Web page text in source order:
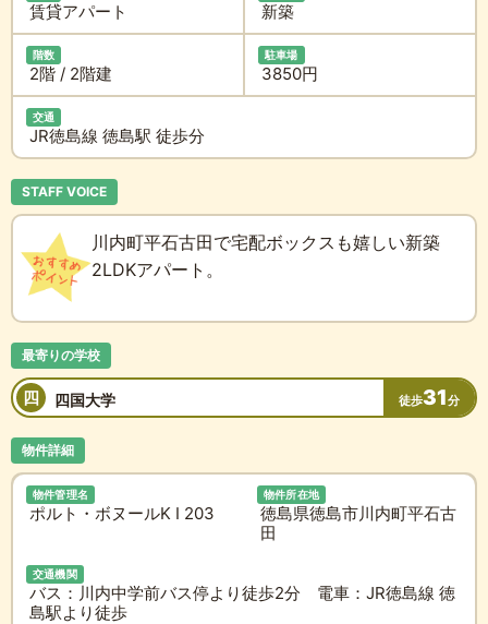
賃貸アパート 新築
階数
2階 / 2階建
駐車場
3850円
交通
JR徳島線 徳島駅 徒歩分
STAFF VOICE
川内町平石古田で宅配ボックスも嬉しい新築
2LDKアパート。
最寄りの学校
四 四国大学 徒歩31分
物件詳細
物件管理名
ポルト・ボヌールK I 203
物件所在地
徳島県徳島市川内町平石古
田
交通機関
バス：川内中学前バス停より徒歩2分 電車：JR徳島線 徳
島駅より徒歩